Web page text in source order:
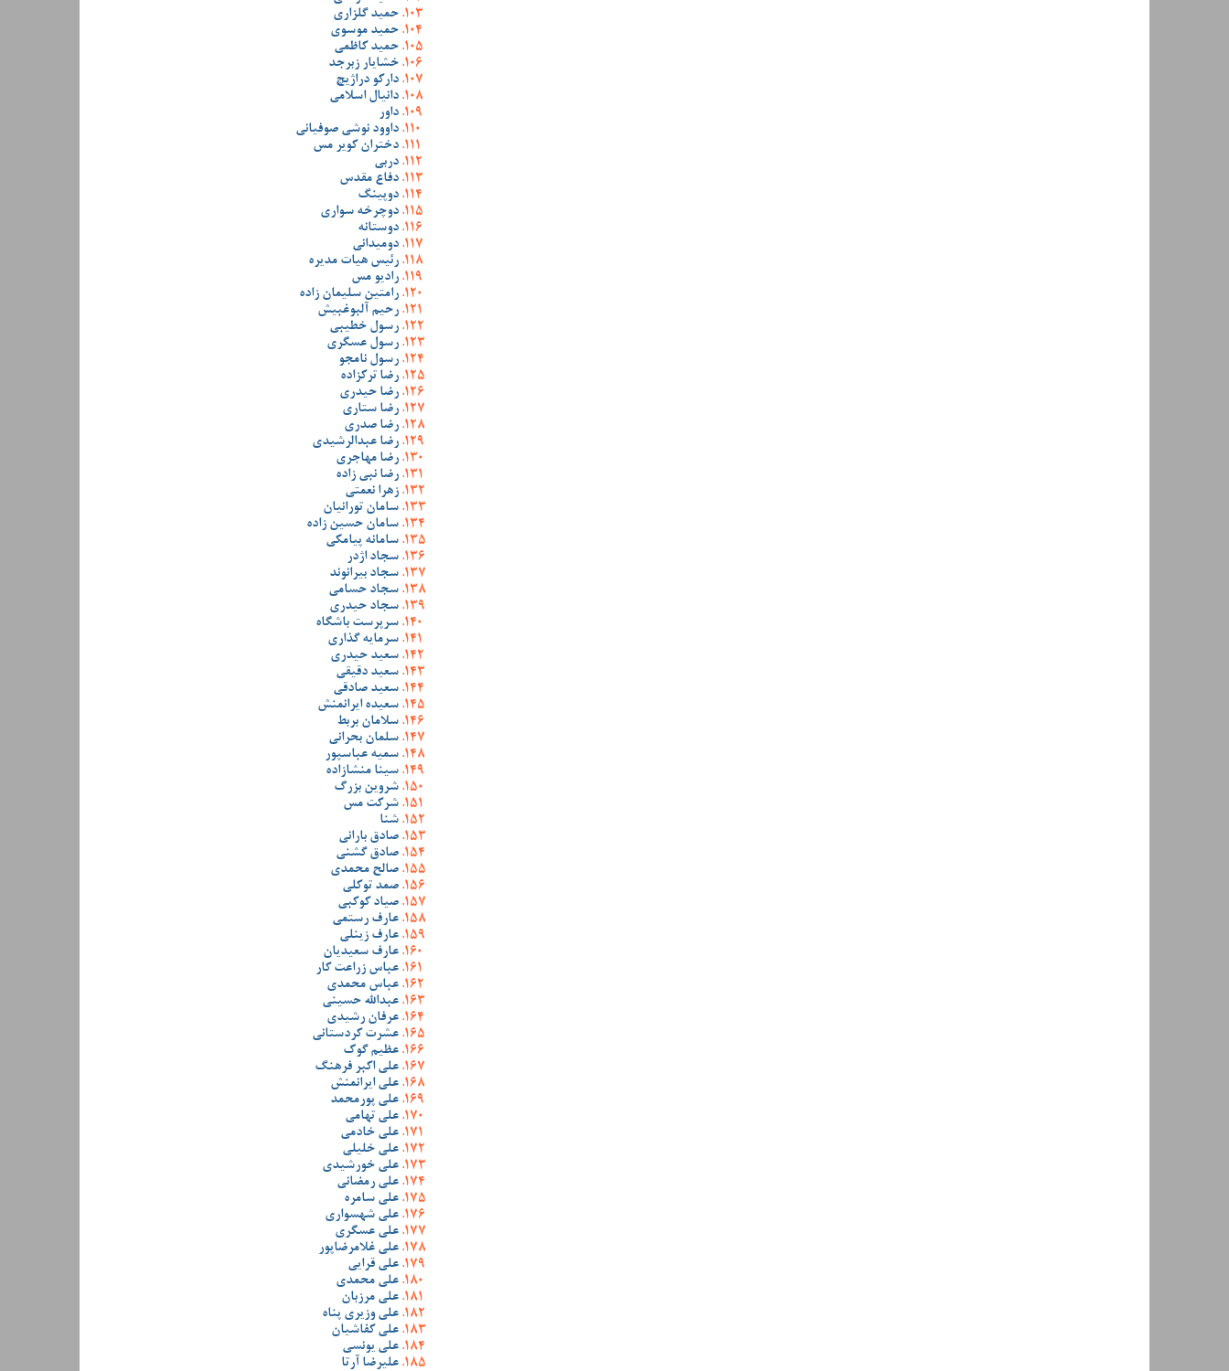
حمید گلزاری
حمید موسوی
حمید کاظمی
خشایار زبرجد
دارکو دراژیچ
دانیال اسلامی
داور
داوود نوشی صوفیانی
دختران کویر مس
دربی
دفاع مقدس
دوپینگ
دوچرخه سواری
دوستانه
دومیدانی
رئیس هیات مدیره
رادیو مس
رامتین سلیمان زاده
رحیم آلبوغبیش
رسول خطیبی
رسول عسگری
رسول نامجو
رضا ترکزاده
رضا حیدری
رضا ستاری
رضا صدری
رضا عبدالرشیدی
رضا مهاجری
رضا نبی زاده
زهرا نعمتی
سامان تورانیان
سامان حسین زاده
سامانه پیامکی
سجاد اژدر
سجاد بیرانوند
سجاد حسامی
سجاد حیدری
سرپرست باشگاه
سرمایه گذاری
سعید حیدری
سعید دقیقی
سعید صادقی
سعیده ایرانمنش
سلامان بربط
سلمان بحرانی
سمیه عباسپور
سینا منشازاده
شروین بزرگ
شرکت مس
شنا
صادق بارانی
صادق گشنی
صالح محمدی
صمد توکلی
صیاد کوکبی
عارف رستمی
عارف زینلی
عارف سعیدیان
عباس زراعت کار
عباس محمدی
عبدالله حسینی
عرفان رشیدی
عشرت کردستانی
عظیم گوک
علی اکبر فرهنگ
علی ایرانمنش
علی پورمحمد
علی تهامی
علی خادمی
علی خلیلی
علی خورشیدی
علی رمضانی
علی سامره
علی شهسواری
علی عسگری
علی غلامرضاپور
علی قرایی
علی محمدی
علی مرزبان
علی وزیری پناه
علی کفاشیان
علی یونسی
علیرضا آرتا